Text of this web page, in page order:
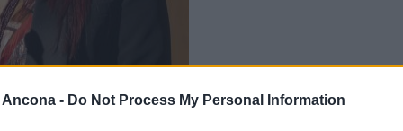
- Do Not Process My Personal Information